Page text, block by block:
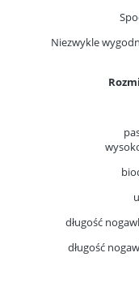
Niezwykle
długość
długość